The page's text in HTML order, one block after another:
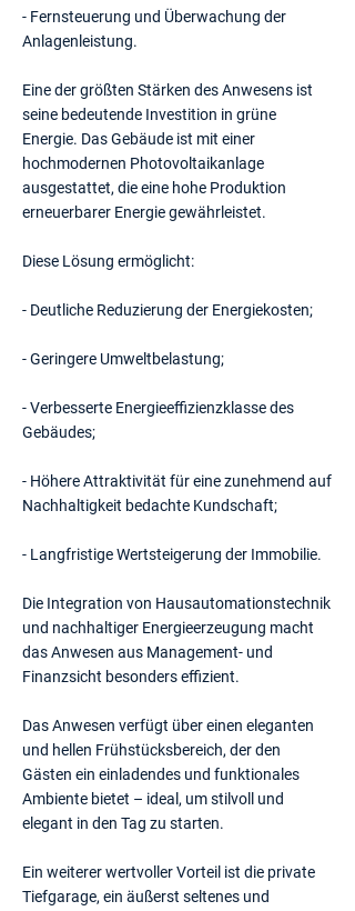
- Fernsteuerung und Überwachung der
Anlagenleistung.
Eine der größten Stärken des Anwesens ist
seine bedeutende Investition in grüne
Energie. Das Gebäude ist mit einer
hochmodernen Photovoltaikanlage
ausgestattet, die eine hohe Produktion
erneuerbarer Energie gewährleistet.
Diese Lösung ermöglicht:
- Deutliche Reduzierung der Energiekosten;
- Geringere Umweltbelastung;
- Verbesserte Energieeffizienzklasse des
Gebäudes;
- Höhere Attraktivität für eine zunehmend auf
Nachhaltigkeit bedachte Kundschaft;
- Langfristige Wertsteigerung der Immobilie.
Die Integration von Hausautomationstechnik
und nachhaltiger Energieerzeugung macht
das Anwesen aus Management- und
Finanzsicht besonders effizient.
Das Anwesen verfügt über einen eleganten
und hellen Frühstücksbereich, der den
Gästen ein einladendes und funktionales
Ambiente bietet – ideal, um stilvoll und
elegant in den Tag zu starten.
Ein weiterer wertvoller Vorteil ist die private
Tiefgarage, ein äußerst seltenes und